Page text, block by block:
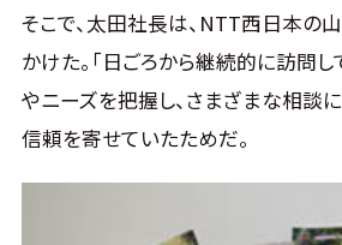
そこで、太田社長は、NTT西日本の
かけた。「日ごろから継続的に訪問し
やニーズを把握し、さまざまな相談に
信頼を寄せていたためだ。